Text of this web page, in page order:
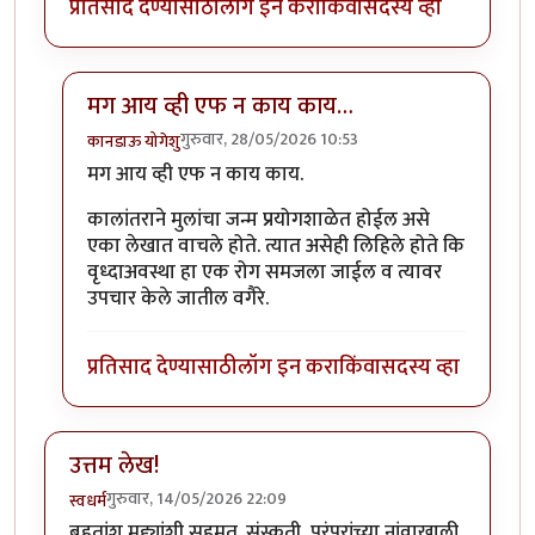
प्रतिसाद देण्यासाठीलॉग इन कराकिंवासदस्य व्हा
मग आय व्ही एफ न काय काय…
कानडाऊ योगेशुगुरुवार, 28/05/2026 10:53
In reply toविचारात टाकणारा लेख
मग आय व्ही एफ न काय काय.
कालांतराने मुलांचा जन्म प्रयोगशाळेत होईल असे
एका लेखात वाचले होते. त्यात असेही लिहिले होते कि
वृध्दाअवस्था हा एक रोग समजला जाईल व त्यावर
उपचार केले जातील वगैरे.
प्रतिसाद देण्यासाठीलॉग इन कराकिंवासदस्य व्हा
उत्तम लेख!
स्वधर्मगुरुवार, 14/05/2026 22:09